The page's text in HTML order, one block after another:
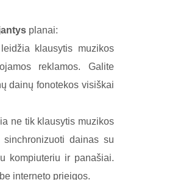
planai:
klausytis muzikos
reklamos. Galite
dainų fonotekos visiškai
ne tik klausytis muzikos
dainas su
kompiuteriu ir panašiai.
interneto prieigos.